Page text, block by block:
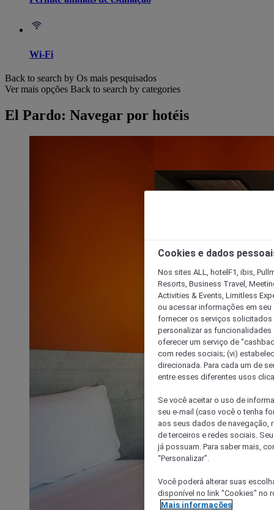
Wi-Fi
Back to search by Os mais pesquisados
Ver mais opções Back to search by categories
El Pardo: Navegar por hotéis
Cookies e dados
Nos sites ALL, hotelF1, ibis,
Resorts, Business Travel,
Activities & Events, Limitless
ou acessar informações em
fornecer os serviços solicitados
personalizar as
oferecer um serviço de
com redes sociais; (vi)
direcionada. Para cada um de
entre esses diferentes usos
Se você aceitar o uso de
seu e-mail (caso você o tenha
aos seus dados de navegação,
de terceiros e redes sociais.
já possuam. Para saber mais,
“Personalizar”.
Você poderá alterar suas
disponível no link "Cookies" no
Mais informações